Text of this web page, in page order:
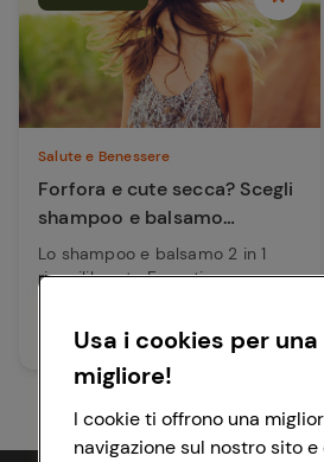
Salute e Benessere
Forfora e cute secca? Scegli
shampoo e balsamo
riequilib...
Lo shampoo e balsamo 2 in 1
riequilibrante Essentiae con
Leggi articolo
Usa i cookies per
migliore!
I cookie ti offrono una
navigazione sul nostro sito